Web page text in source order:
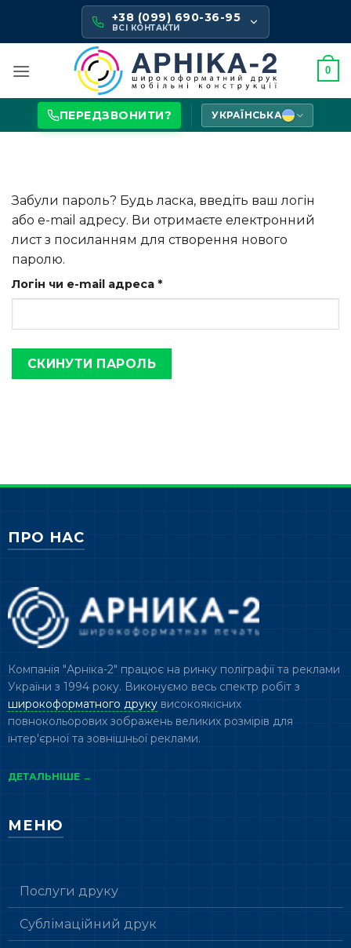
content
+38 (099) 690-36-95
ВСІ КОНТАКТИ
0
ПЕРЕДЗВОНИТИ? УКРАЇНСЬКА
Забули пароль? Будь ласка, введіть ваш логін
або e-mail адресу. Ви отримаєте електронний
лист з посиланням для створення нового
паролю.
Логін чи e-mail адреса *Обов’язкове
СКИНУТИ ПАРОЛЬ
ПРО НАС
Компанія "Арніка-2" працює на ринку поліграфії та реклами
України з 1994 року. Виконуємо весь спектр робіт з
широкоформатного друкувисокоякісних
повнокольорових зображень великих розмірів для
інтер'єрної та зовнішньої реклами.
ДЕТАЛЬНІШЕ →
МЕНЮ
Послуги друку
Сублімаційний друк